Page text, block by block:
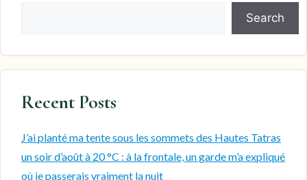
Search
Recent Posts
J’ai planté ma tente sous les sommets des Hautes Tatras
un soir d’août à 20 °C : à la frontale, un garde m’a expliqué
où je passerais vraiment la nuit